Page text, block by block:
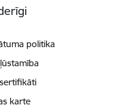
politika
karte